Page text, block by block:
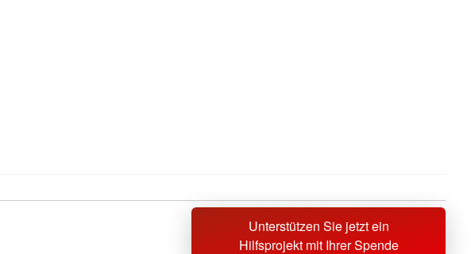
Unterstützen Sie jetzt ein
Hilfsprojekt mit Ihrer Spende
Sprache wechseln zu